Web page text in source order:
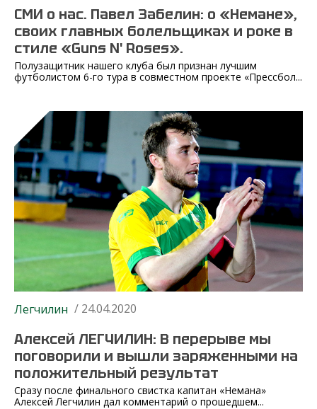
СМИ о нас. Павел Забелин: о «Немане»,
своих главных болельщиках и роке в
стиле «Guns N' Roses».
Полузащитник нашего клуба был признан лучшим
футболистом 6-го тура в совместном проекте «Прессбол...
Легчилин / 24.04.2020
Алексей ЛЕГЧИЛИН: В перерыве мы
поговорили и вышли заряженными на
положительный результат
Сразу после финального свистка капитан «Немана»
Алексей Легчилин дал комментарий о прошедшем...